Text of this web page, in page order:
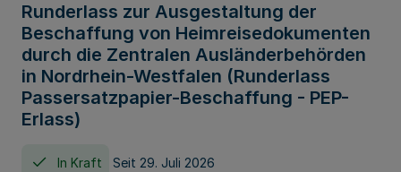
Runderlass zur Ausgestaltung der
Beschaffung von Heimreisedokumenten
durch die Zentralen Ausländerbehörden
in Nordrhein-Westfalen (Runderlass
Passersatzpapier-Beschaffung - PEP-
Erlass)
In Kraft Seit 29. Juli 2026